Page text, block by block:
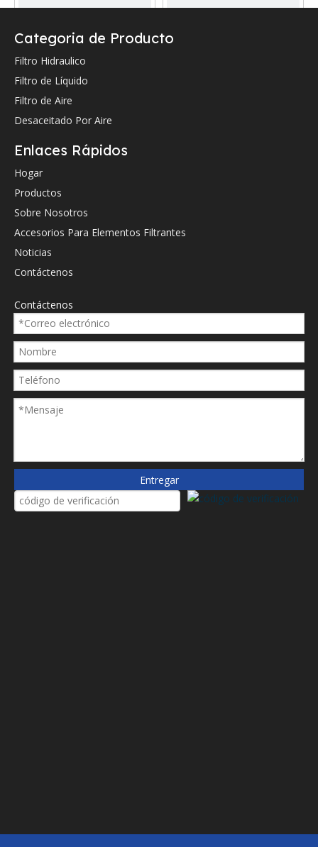
Filtro de reemplazo
Filtro de retorno
hidráulico 343117
Preguntar
Filtro de reemplazo
Filtro de retorno
hidráulico 051277
Preguntar
Filtro de retorno
hidráulico 321435
Preguntar
1 2 3 4 »
Categoria de Producto
Filtro Hidraulico
Filtro de Líquido
Filtro de Aire
Desaceitado Por Aire
Enlaces Rápidos
Hogar
Productos
Sobre Nosotros
Accesorios Para Elementos Filtrantes
Noticias
Contáctenos
Contáctenos
Entregar